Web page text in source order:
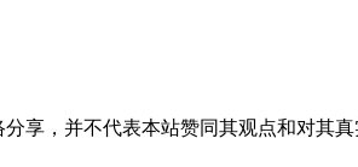
享，并不代表本站赞同其观点和对其